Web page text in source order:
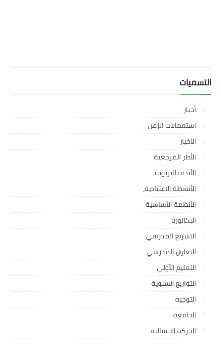
التسميات
أخبار
استعمالات الزمن
الأخبار
الأطر المرجعية
الأندية التربوية
الأنشطة الاعتيادية،
الأنظمة الأساسية
البكالوريا
التشريع المدرسي
التعاون المدرسي
التعليم الأولي
التوازيع السنوية
التوجيه
الجامعة
الحركة الانتقالية